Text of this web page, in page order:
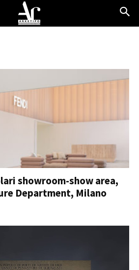
showroom-show area,
Department, Milano